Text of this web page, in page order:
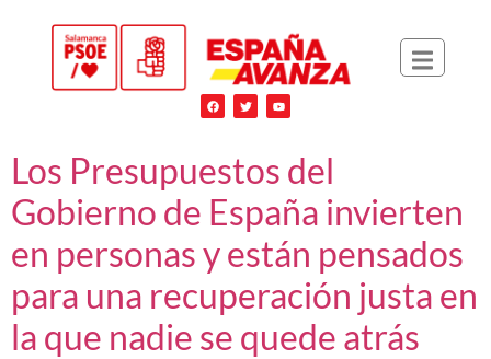
Los Presupuestos del
Gobierno de España invierten
en personas y están pensados
para una recuperación justa en
la que nadie se quede atrás